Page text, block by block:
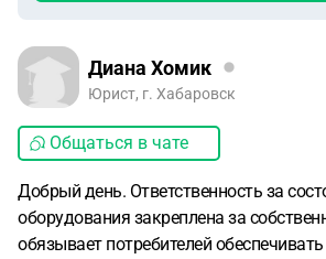
Диана Хомик
Юрист, г. Хабаровск
Общаться в чате
Добрый день. Ответственность за
оборудования закреплена за
обязывает потребителей